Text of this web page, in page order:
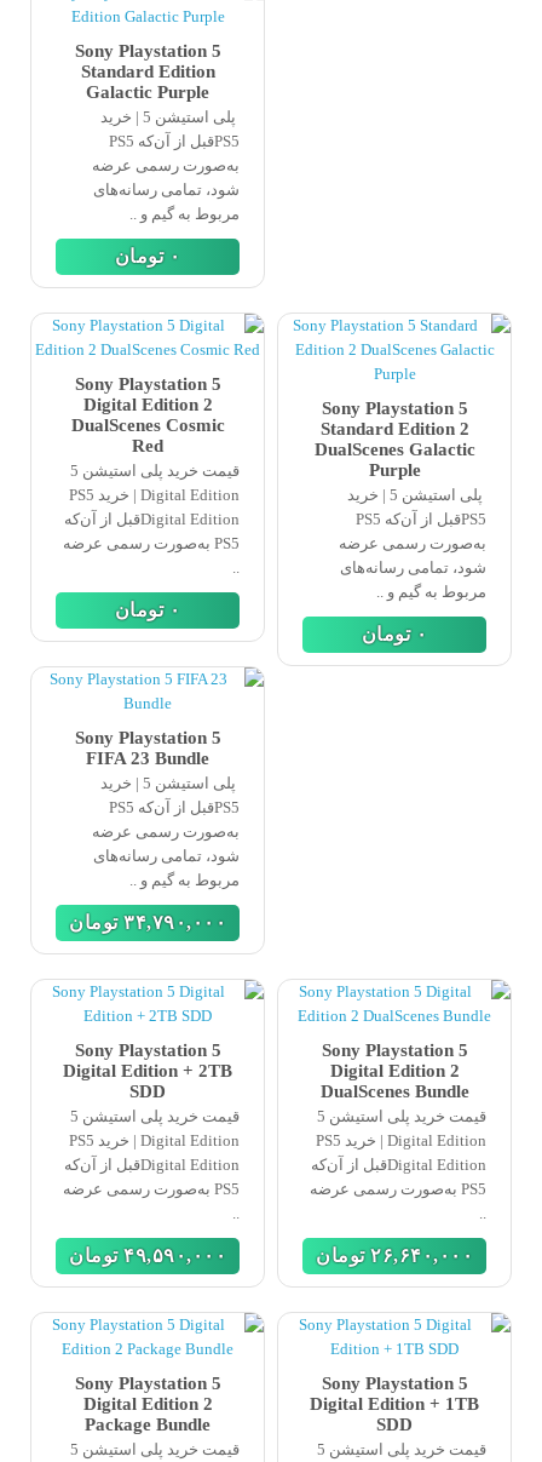
Sony Playstation 5
Standard Edition
Galactic Purple
پلی استیشن 5 | خرید
PS5قبل از آن‌که PS5
به‌صورت رسمی عرضه
شود، تمامی رسانه‌های
مربوط به گیم و ..
٠ تومان
Sony Playstation 5
Standard Edition 2
DualScenes Galactic
Purple
پلی استیشن 5 | خرید
PS5قبل از آن‌که PS5
به‌صورت رسمی عرضه
شود، تمامی رسانه‌های
مربوط به گیم و ..
٠ تومان
Sony Playstation 5
Digital Edition 2
DualScenes Cosmic
Red
قیمت خرید پلی استیشن 5
Digital Edition | خرید PS5
Digital Editionقبل از آن‌که
PS5 به‌صورت رسمی عرضه
٠ تومان
Sony Playstation 5
FIFA 23 Bundle
پلی استیشن 5 | خرید
PS5قبل از آن‌که PS5
به‌صورت رسمی عرضه
شود، تمامی رسانه‌های
مربوط به گیم و ..
٣۴,٧٩٠,٠٠٠ تومان
Sony Playstation 5
Digital Edition 2
DualScenes Bundle
قیمت خرید پلی استیشن 5
Digital Edition | خرید PS5
Digital Editionقبل از آن‌که
PS5 به‌صورت رسمی عرضه
٢۶,۶۴٠,٠٠٠ تومان
Sony Playstation 5
Digital Edition + 2TB
SDD
قیمت خرید پلی استیشن 5
Digital Edition | خرید PS5
Digital Editionقبل از آن‌که
PS5 به‌صورت رسمی عرضه
۴٩,۵٩٠,٠٠٠ تومان
Sony Playstation 5
Digital Edition + 1TB
SDD
قیمت خرید پلی استیشن 5
Sony Playstation 5
Digital Edition 2
Package Bundle
قیمت خرید پلی استیشن 5